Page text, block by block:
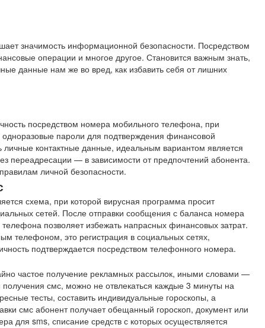
значимость информационной безопасности. Посредством
операции и многое другое. Становится важным знать,
данные нам же во вред, как избавить себя от лишних
посредством номера мобильного телефона, при
пароли для подтверждения финансовой
личные контактные данные, идеальным вариантом является
переадресации — в зависимости от предпочтений абонента.
личной безопасности.
схема, при которой вирусная программа просит
сетей. После отправки сообщения с баланса номера
позволяет избежать напрасных финансовых затрат.
телефоном, это регистрация в социальных сетях,
подтверждается посредством телефонного номера.
частое получение рекламных рассылок, иными словами —
смс, можно не отвлекаться каждые 3 минуты на
тесты, составить индивидуальные гороскопы, а
смс абонент получает обещанный гороскоп, документ или
для sms, списание средств с которых осуществляется